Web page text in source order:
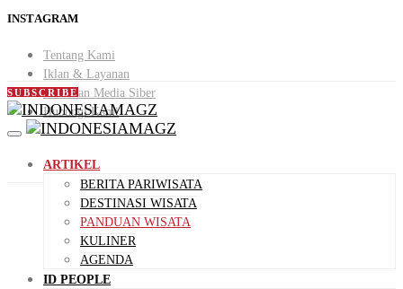
INSTAGRAM
Tentang Kami
Iklan & Layanan
Pedoman Media Siber
Hubungi Kami
SUBSCRIBE
ARTIKEL
BERITA PARIWISATA
DESTINASI WISATA
PANDUAN WISATA
KULINER
AGENDA
ID PEOPLE